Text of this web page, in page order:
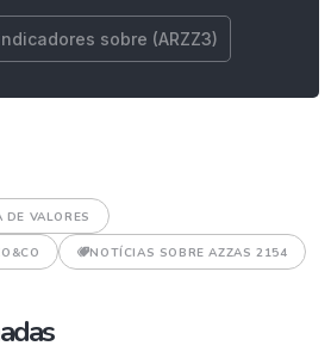
sobre (ARZZ3)
DE VALORES
NOTÍCIAS SOBRE AZZAS 2154